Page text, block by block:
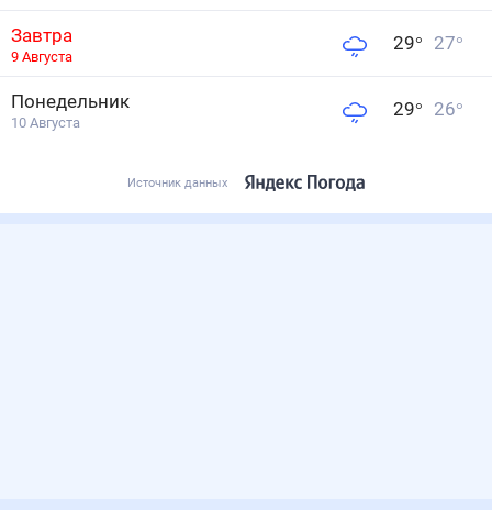
Завтра
9 Августа
29° 27°
Понедельник
10 Августа
29° 26°
Источник данных